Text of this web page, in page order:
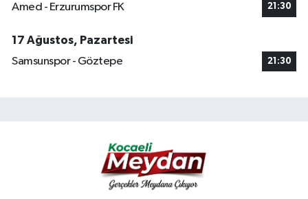
Amed - Erzurumspor FK 21:30
17 Ağustos, Pazartesi
Samsunspor - Göztepe
21:30